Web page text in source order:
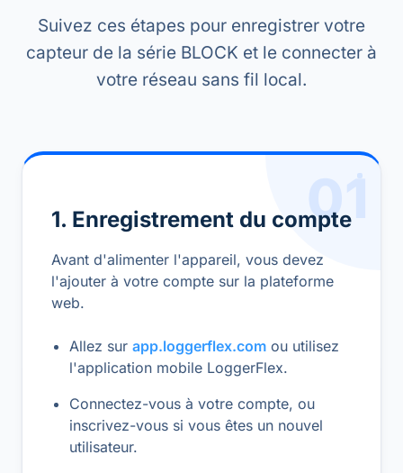
Suivez ces étapes pour enregistrer votre
capteur de la série BLOCK et le connecter à
votre réseau sans fil local.
01
1. Enregistrement du compte
Avant d'alimenter l'appareil, vous devez
l'ajouter à votre compte sur la plateforme
web.
Allez sur app.loggerflex.com ou utilisez
l'application mobile LoggerFlex.
Connectez-vous à votre compte, ou
inscrivez-vous si vous êtes un nouvel
utilisateur.